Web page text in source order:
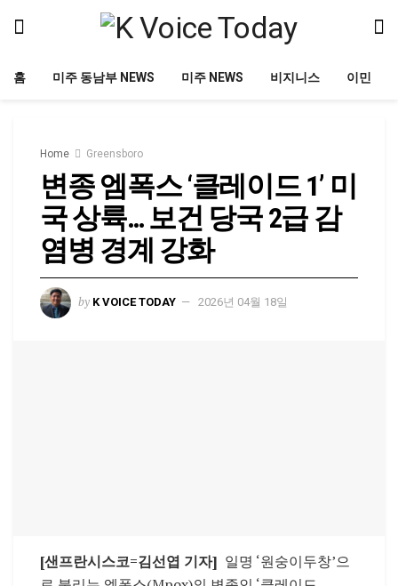
홈 미주 동남부 NEWS 미주 NEWS 비지니스 이민
Home Greensboro
변종 엠폭스 ‘클레이드 1’ 미
국 상륙… 보건 당국 2급 감
염병 경계 강화
by K VOICE TODAY 2026년 04월 18일
[샌프란시스코=김선엽 기자] 일명 ‘원숭이두창’으